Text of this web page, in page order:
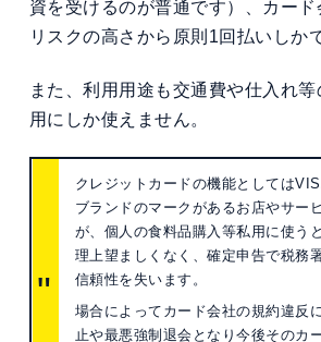
資を受けるのが普通です）、カー
リスクの高さから原則1回払いしか
また、利用用途も交通費や仕入れ
用にしか使えません。
クレジットカードの機能としては
ブランドのマークがあるお店やサー
が、個人の食料品購入等私用に使う
理上望ましくなく、確定申告で税務
信頼性を失います。
場合によってカード会社の規約違反
止や最悪強制退会となり今後そのカ